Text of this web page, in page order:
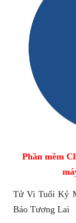
Phần mềm
Tử Vi Tuổi Kỷ
Báo Tương Lai